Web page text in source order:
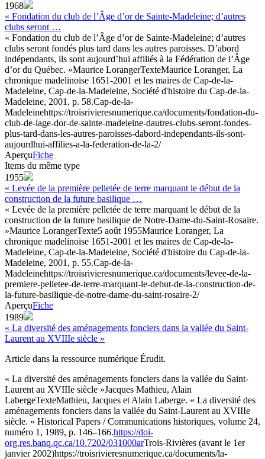
1968
« Fondation du club de l’Âge d’or de Sainte-Madeleine; d’autres
clubs seront …
« Fondation du club de l’Âge d’or de Sainte-Madeleine; d’autres
clubs seront fondés plus tard dans les autres paroisses. D’abord
indépendants, ils sont aujourd’hui affiliés à la Fédération de l’Âge
d’or du Québec. »Maurice LorangerTexteMaurice Loranger, La
chronique madelinoise 1651-2001 et les maires de Cap-de-la-
Madeleine, Cap-de-la-Madeleine, Société d'histoire du Cap-de-la-
Madeleine, 2001, p. 58.Cap-de-la-
Madeleinehttps://troisrivieresnumerique.ca/documents/fondation-du-
club-de-lage-dor-de-sainte-madeleine-dautres-clubs-seront-fondes-
plus-tard-dans-les-autres-paroisses-dabord-independants-ils-sont-
aujourdhui-affilies-a-la-federation-de-la-2/
AperçuFiche
Items du même type
1955
« Levée de la première pelletée de terre marquant le début de la
construction de la future basilique …
« Levée de la première pelletée de terre marquant le début de la
construction de la future basilique de Notre-Dame-du-Saint-Rosaire.
»Maurice LorangerTexte5 août 1955Maurice Loranger, La
chronique madelinoise 1651-2001 et les maires de Cap-de-la-
Madeleine, Cap-de-la-Madeleine, Société d'histoire du Cap-de-la-
Madeleine, 2001, p. 55.Cap-de-la-
Madeleinehttps://troisrivieresnumerique.ca/documents/levee-de-la-
premiere-pelletee-de-terre-marquant-le-debut-de-la-construction-de-
la-future-basilique-de-notre-dame-du-saint-rosaire-2/
AperçuFiche
1989
« La diversité des aménagements fonciers dans la vallée du Saint-
Laurent au XVIIIe siècle »
Article dans la ressource numérique Érudit.
« La diversité des aménagements fonciers dans la vallée du Saint-
Laurent au XVIIIe siècle »Jacques Mathieu, Alain
LabergeTexteMathieu, Jacques et Alain Laberge. « La diversité des
aménagements fonciers dans la vallée du Saint-Laurent au XVIIIe
siècle. » Historical Papers / Communications historiques, volume 24,
numéro 1, 1989, p. 146–166.https://doi-
org.res.banq.qc.ca/10.7202/031000arTrois-Rivières (avant le 1er
janvier 2002)https://troisrivieresnumerique.ca/documents/la-